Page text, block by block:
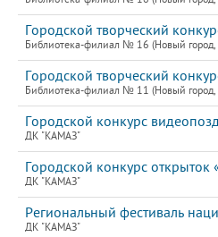
Городской творческий
Библиотека-филиал № 16 (Новый
Городской творческий
Библиотека-филиал № 11 (Новый
Городской конкурс
ДК "КАМАЗ"
Городской конкурс
ДК "КАМАЗ"
Региональный фестиваль
ДК "КАМАЗ"